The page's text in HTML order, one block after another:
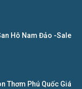
Hô Nam Đảo -Sale
Thơm Phú Quốc Giá